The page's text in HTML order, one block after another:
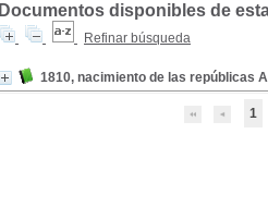
Documentos disponibles de
Refinar búsqueda
1810, nacimiento de las repúblicas
1